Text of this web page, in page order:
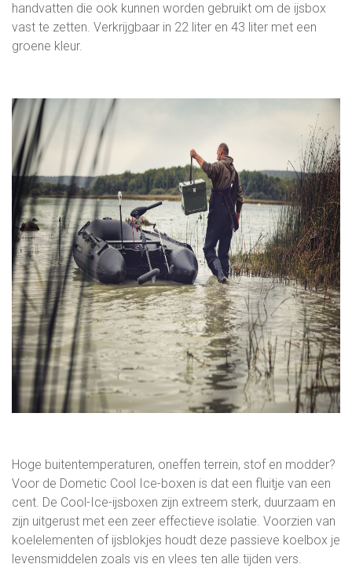
handvatten die ook kunnen worden gebruikt om de ijsbox
vast te zetten. Verkrijgbaar in 22 liter en 43 liter met een
groene kleur.
Hoge buitentemperaturen, oneffen terrein, stof en modder?
Voor de Dometic Cool Ice-boxen is dat een fluitje van een
cent. De Cool-Ice-ijsboxen zijn extreem sterk, duurzaam en
zijn uitgerust met een zeer effectieve isolatie. Voorzien van
koelelementen of ijsblokjes houdt deze passieve koelbox je
levensmiddelen zoals vis en vlees ten alle tijden vers.